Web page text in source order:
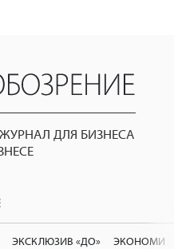
ДЛЯ БИЗНЕСА
ЭКСКЛЮЗИВ «ДО»